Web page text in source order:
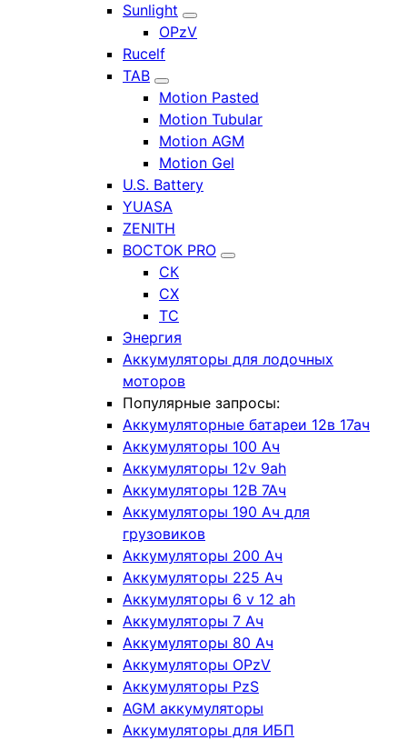
Sunlight
OPzV
Rucelf
TAB
Motion Pasted
Motion Tubular
Motion AGM
Motion Gel
U.S. Battery
YUASA
ZENITH
ВОСТОК PRO
СК
СХ
ТС
Энергия
Аккумуляторы для лодочных
моторов
Популярные запросы:
Аккумуляторные батареи 12в 17ач
Аккумуляторы 100 Ач
Аккумуляторы 12v 9ah
Аккумуляторы 12В 7Ач
Аккумуляторы 190 Ач для
грузовиков
Аккумуляторы 200 Ач
Аккумуляторы 225 Ач
Аккумуляторы 6 v 12 ah
Аккумуляторы 7 Ач
Аккумуляторы 80 Ач
Аккумуляторы OPzV
Аккумуляторы PzS
AGM аккумуляторы
Аккумуляторы для ИБП